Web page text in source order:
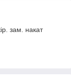
зам. накат